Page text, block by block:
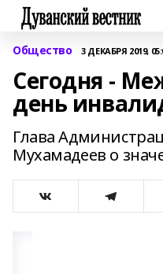
Общество 3 ДЕКАБРЯ 2019,
Сегодня -
день
Глава
Мухамадеев о